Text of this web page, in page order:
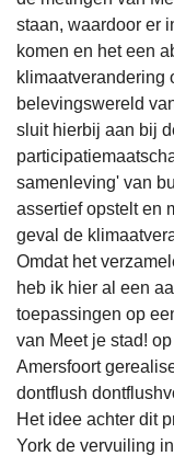
staan, waardoor er
komen en het een
klimaatverandering
belevingswereld
sluit hierbij aan bij
samenleving' van
assertief opstelt en
geval de
Omdat het
heb ik hier al een
toepassingen op
van Meet je stad!
Amersfoort
dontflush
Het idee achter dit
York de vervuiling